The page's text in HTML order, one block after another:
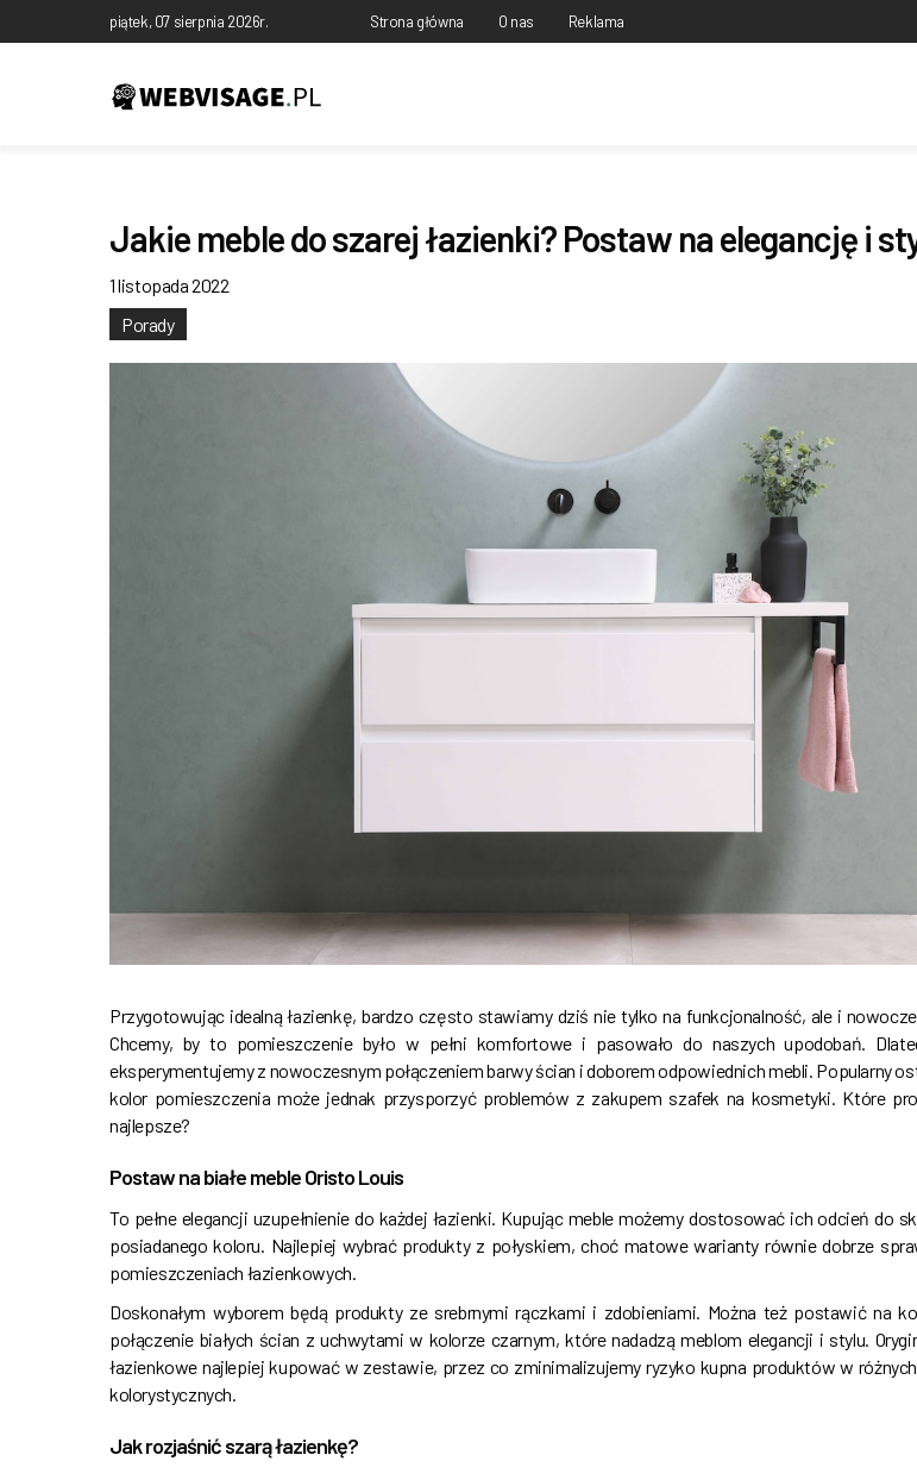
piątek, 07 sierpnia 2026r. Strona główna O nas Reklama
Jakie meble do szarej łazienki? Postaw na elegancję i
1 listopada 2022
Porady
Przygotowując idealną łazienkę, bardzo często stawiamy dziś nie tylko na funkcjonalność, ale i
Chcemy, by to pomieszczenie było w pełni komfortowe i pasowało do naszych upodobań.
eksperymentujemy z nowoczesnym połączeniem barwy ścian i doborem odpowiednich mebli. Popularny
kolor pomieszczenia może jednak przysporzyć problemów z zakupem szafek na kosmetyki. Które
najlepsze?
Postaw na białe meble Oristo Louis
To pełne elegancji uzupełnienie do każdej łazienki. Kupując meble możemy dostosować ich odcień do
posiadanego koloru. Najlepiej wybrać produkty z połyskiem, choć matowe warianty równie dobrze
pomieszczeniach łazienkowych.
Doskonałym wyborem będą produkty ze srebrnymi rączkami i zdobieniami. Można też postawić na
połączenie białych ścian z uchwytami w kolorze czarnym, które nadadzą meblom elegancji i stylu.
łazienkowe najlepiej kupować w zestawie, przez co zminimalizujemy ryzyko kupna produktów w
kolorystycznych.
Jak rozjaśnić szarą łazienkę?